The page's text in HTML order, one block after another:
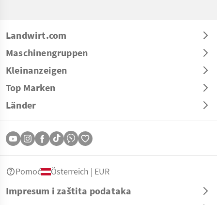
Landwirt.com
Maschinengruppen
Kleinanzeigen
Top Marken
Länder
Impresum i zaštita podataka
Pomoć Österreich | EUR